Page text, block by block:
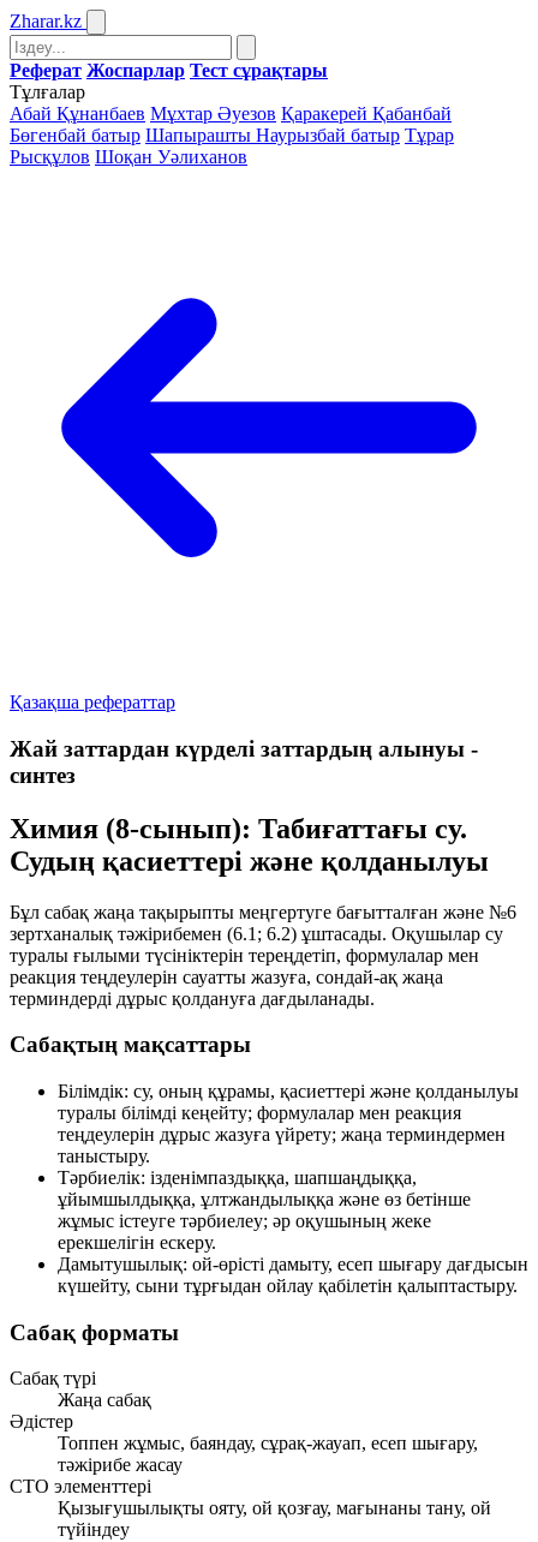
Zharar.kz
Реферат Жоспарлар Тест сұрақтары
Тұлғалар
Абай Құнанбаев Мұхтар Әуезов Қаракерей Қабанбай
Бөгенбай батыр Шапырашты Наурызбай батыр Тұрар
Рысқұлов Шоқан Уәлиханов
Қазақша рефераттар
Жай заттардан күрделі заттардың алынуы -
синтез
Химия (8-сынып): Табиғаттағы су.
Судың қасиеттері және қолданылуы
Бұл сабақ жаңа тақырыпты меңгертуге бағытталған және №6
зертханалық тәжірибемен (6.1; 6.2) ұштасады. Оқушылар су
туралы ғылыми түсініктерін тереңдетіп, формулалар мен
реакция теңдеулерін сауатты жазуға, сондай-ақ жаңа
терминдерді дұрыс қолдануға дағдыланады.
Сабақтың мақсаттары
Білімдік: су, оның құрамы, қасиеттері және қолданылуы
туралы білімді кеңейту; формулалар мен реакция
теңдеулерін дұрыс жазуға үйрету; жаңа терминдермен
таныстыру.
Тәрбиелік: ізденімпаздыққа, шапшаңдыққа,
ұйымшылдыққа, ұлтжандылыққа және өз бетінше
жұмыс істеуге тәрбиелеу; әр оқушының жеке
ерекшелігін ескеру.
Дамытушылық: ой-өрісті дамыту, есеп шығару дағдысын
күшейту, сыни тұрғыдан ойлау қабілетін қалыптастыру.
Сабақ форматы
Сабақ түрі
Жаңа сабақ
Әдістер
Топпен жұмыс, баяндау, сұрақ-жауап, есеп шығару,
тәжірибе жасау
СТО элементтері
Қызығушылықты ояту, ой қозғау, мағынаны тану, ой
түйіндеу